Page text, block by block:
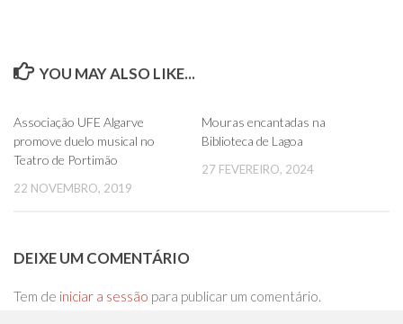
YOU MAY ALSO LIKE...
Associação UFE Algarve
promove duelo musical no
Teatro de Portimão
22 NOVEMBRO, 2019
Mouras encantadas na
Biblioteca de Lagoa
27 FEVEREIRO, 2024
DEIXE UM COMENTÁRIO
Tem de iniciar a sessão para publicar um comentário.